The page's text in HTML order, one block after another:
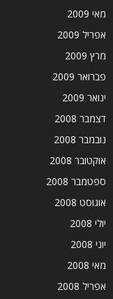
מאי 2009
אפריל 2009
מרץ 2009
פברואר 2009
ינואר 2009
דצמבר 2008
נובמבר 2008
אוקטובר 2008
ספטמבר 2008
אוגוסט 2008
יולי 2008
יוני 2008
מאי 2008
אפריל 2008